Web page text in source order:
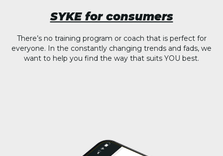
SYKE for consumers
There’s no training program or coach that is perfect for
everyone. In the constantly changing trends and fads, we
want to help you find the way that suits YOU best.